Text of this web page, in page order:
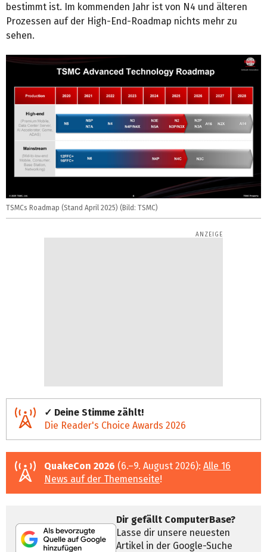
bestimmt ist. Im kommenden Jahr ist von N4 und älteren
Prozessen auf der High-End-Roadmap nichts mehr zu
sehen.
TSMCs Roadmap (Stand April 2025) (Bild: TSMC)
✓ Deine Stimme zählt!
Die Reader's Choice Awards 2026
QuakeCon 2026 (6.–9. August 2026): Alle 16
News auf der Themenseite!
Dir gefällt ComputerBase?
Lasse dir unsere neuesten
Artikel in der Google-Suche